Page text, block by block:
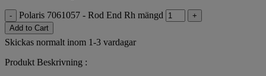
- Polaris 7061057 - Rod End Rh mängd
+
Add to Cart
Skickas normalt inom 1-3 vardagar
Produkt Beskrivning :